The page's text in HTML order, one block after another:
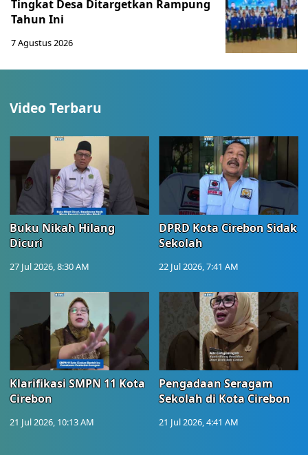
Tingkat Desa Ditargetkan Rampung
Tahun Ini
7 Agustus 2026
Video Terbaru
Buku Nikah Hilang
Dicuri
27 Jul 2026, 8:30 AM
DPRD Kota Cirebon Sidak
Sekolah
22 Jul 2026, 7:41 AM
Klarifikasi SMPN 11 Kota
Cirebon
21 Jul 2026, 10:13 AM
Pengadaan Seragam
Sekolah di Kota Cirebon
21 Jul 2026, 4:41 AM